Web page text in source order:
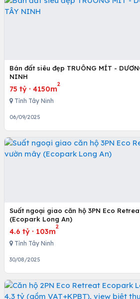
Bán đất siêu đẹp TRUÔNG MÍT -
NINH
75 tỷ · 4150m
2
Tỉnh Tây Ninh
06/09/2025
Suất ngoại giao căn hộ 3PN Eco
(Ecopark Long An)
4.6 tỷ · 103m
2
Tỉnh Tây Ninh
30/08/2025